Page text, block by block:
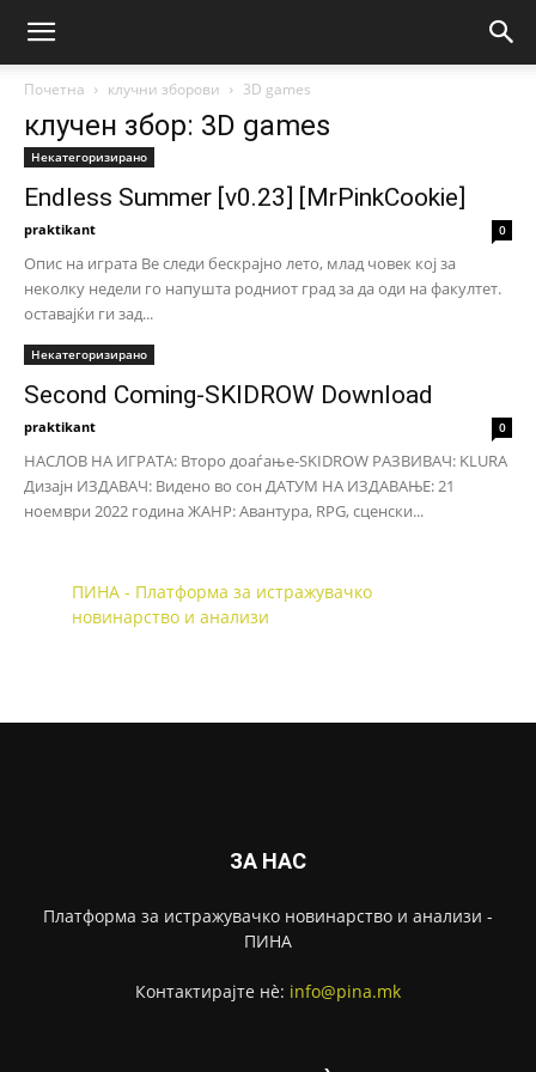
Почетна клучни зборови 3D games
клучен збор: 3D games
Некатегоризирано
Endless Summer [v0.23] [MrPinkCookie]
praktikant 0
Опис на играта Ве следи бескрајно лето, млад човек кој за
неколку недели го напушта родниот град за да оди на факултет.
оставајќи ги зад...
Некатегоризирано
Second Coming-SKIDROW Download
praktikant 0
НАСЛОВ НА ИГРАТА: Второ доаѓање-SKIDROW РАЗВИВАЧ: KLURA
Дизајн ИЗДАВАЧ: Видено во сон ДАТУМ НА ИЗДАВАЊЕ: 21
ноември 2022 година ЖАНР: Авантура, RPG, сценски...
ПИНА - Платформа за истражувачко
новинарство и анализи
ЗА НАС
Платформа за истражувачко новинарство и анализи -
ПИНА
Контактирајте нѐ: info@pina.mk